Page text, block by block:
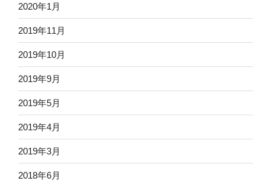
2020年1月
2019年11月
2019年10月
2019年9月
2019年5月
2019年4月
2019年3月
2018年6月